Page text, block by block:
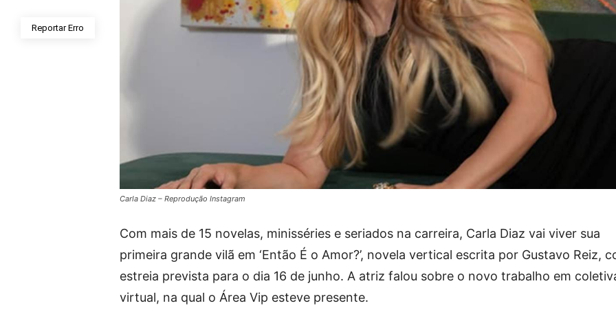
Reportar Erro
Carla Diaz – Reprodução Instagram
Com mais de 15 novelas, minisséries e seriados na carreira, Carla Diaz vai viver sua
primeira grande vilã em ‘Então É o Amor?’, novela vertical escrita por Gustavo Reiz,
estreia prevista para o dia 16 de junho. A atriz falou sobre o novo trabalho em
virtual, na qual o Área Vip esteve presente.